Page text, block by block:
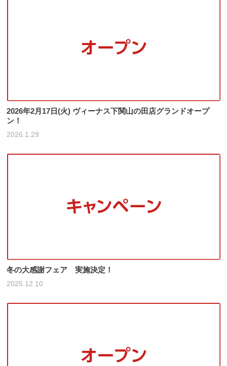
2026年2月17日(火) ヴィーナス下関山の田店グランドオープ
ン！
2026.1.29
冬の大感謝フェア 実施決定！
2025.12.10